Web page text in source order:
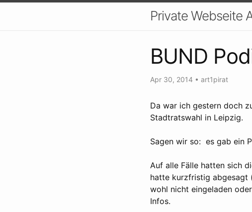
Private Webseite
BUND
Apr 30, 2014 • art1pirat
Da war ich gestern doch
Stadtratswahl in Leipzig.
Sagen wir so: es gab ein
Auf alle Fälle hatten sich
hatte kurzfristig abgesagt
wohl nicht eingeladen
Infos.